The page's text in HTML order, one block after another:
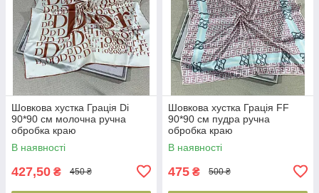
Шовкова хустка Грація Di
90*90 см молочна ручна
обробка краю
В наявності
427,50 ₴ 450 ₴
Шовкова хустка Грація FF
90*90 см пудра ручна
обробка краю
В наявності
475 ₴ 500 ₴